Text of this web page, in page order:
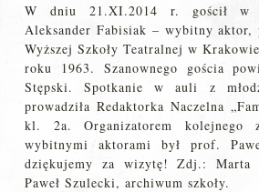
W dniu 21.XI.2014 r. gościł w
Aleksander Fabisiak – wybitny aktor,
Wyższej Szkoły Teatralnej w
roku 1963. Szanownego gościa
Stępski. Spotkanie w auli z
prowadziła Redaktorka Naczelna
kl. 2a. Organizatorem
wybitnymi aktorami był prof.
dziękujemy za wizytę! Zdj.: Marta
Paweł Szulecki, archiwum szkoły.